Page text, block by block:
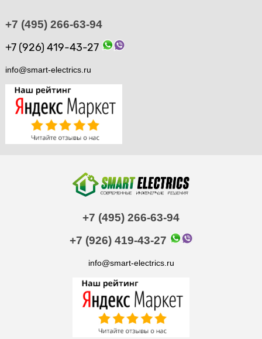
+7 (495) 266-63-94
+7 (926) 419-43-27
info@smart-electrics.ru
+7 (495) 266-63-94
+7 (926) 419-43-27
info@smart-electrics.ru